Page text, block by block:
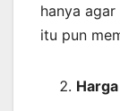
hanya
itu pun